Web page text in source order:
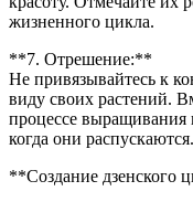
жизненного цикла.
**7. Отрешение:**
Не привязывайтесь к
виду своих растений.
процессе выращивания
когда они распускаются.
**Создание дзенского